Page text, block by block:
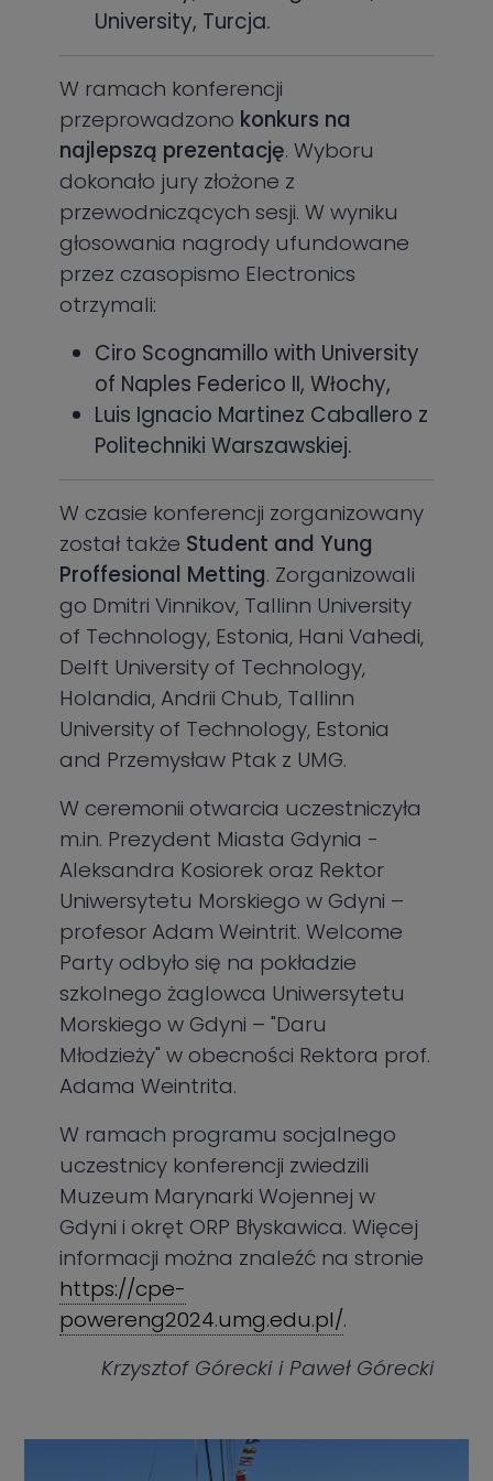
University, Turcja.
W ramach konferencji
przeprowadzono konkurs na
najlepszą prezentację. Wyboru
dokonało jury złożone z
przewodniczących sesji. W wyniku
głosowania nagrody ufundowane
przez czasopismo Electronics
otrzymali:
Ciro Scognamillo with University
of Naples Federico II, Włochy,
Luis Ignacio Martinez Caballero z
Politechniki Warszawskiej.
W czasie konferencji zorganizowany
został także Student and Yung
Proffesional Metting. Zorganizowali
go Dmitri Vinnikov, Tallinn University
of Technology, Estonia, Hani Vahedi,
Delft University of Technology,
Holandia, Andrii Chub, Tallinn
University of Technology, Estonia
and Przemysław Ptak z UMG.
W ceremonii otwarcia uczestniczyła
m.in. Prezydent Miasta Gdynia -
Aleksandra Kosiorek oraz Rektor
Uniwersytetu Morskiego w Gdyni –
profesor Adam Weintrit. Welcome
Party odbyło się na pokładzie
szkolnego żaglowca Uniwersytetu
Morskiego w Gdyni – "Daru
Młodzieży" w obecności Rektora prof.
Adama Weintrita.
W ramach programu socjalnego
uczestnicy konferencji zwiedzili
Muzeum Marynarki Wojennej w
Gdyni i okręt ORP Błyskawica. Więcej
informacji można znaleźć na stronie
https://cpe-
powereng2024.umg.edu.pl/.
Krzysztof Górecki i Paweł Górecki